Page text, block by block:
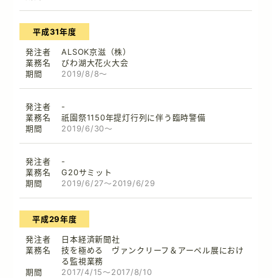
平成31年度
ALSOK京滋（株）
びわ湖大花火大会
2019/8/8～
-
祇園祭1150年提灯行列に伴う臨時警備
2019/6/30～
-
G20サミット
2019/6/27～2019/6/29
平成29年度
日本経済新聞社
技を極める ヴァンクリーフ＆アーペル展におけ
る監視業務
2017/4/15～2017/8/10